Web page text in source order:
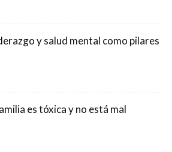
y salud mental como pilares
es tóxica y no está mal